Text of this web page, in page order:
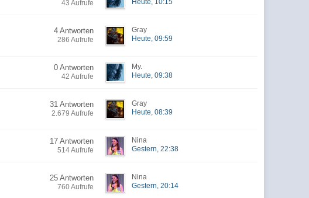
43 Aufrufe
Heute, 10:15
4 Antworten
286 Aufrufe
Gray
Heute, 09:59
0 Antworten
42 Aufrufe
My.
Heute, 09:38
31 Antworten
2.679 Aufrufe
Gray
Heute, 08:39
17 Antworten
514 Aufrufe
Nina
Gestern, 22:38
25 Antworten
760 Aufrufe
Nina
Gestern, 20:14